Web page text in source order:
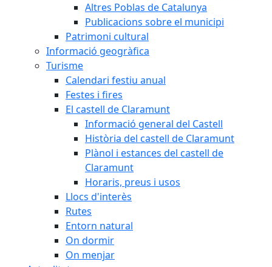
Altres Poblas de Catalunya
Publicacions sobre el municipi
Patrimoni cultural
Informació geogràfica
Turisme
Calendari festiu anual
Festes i fires
El castell de Claramunt
Informació general del Castell
Història del castell de Claramunt
Plànol i estances del castell de
Claramunt
Horaris, preus i usos
Llocs d'interès
Rutes
Entorn natural
On dormir
On menjar